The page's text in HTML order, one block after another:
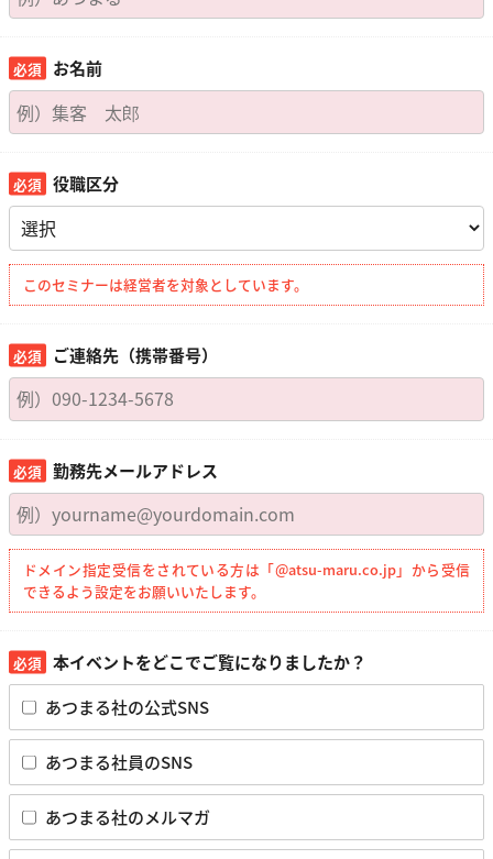
お名前
役職区分
このセミナーは経営者を対象としています。
ご連絡先（携帯番号）
勤務先メールアドレス
ドメイン指定受信をされている方は「@atsu-maru.co.jp」から受信
できるよう設定をお願いいたします。
本イベントをどこでご覧になりましたか？
あつまる社の公式SNS
あつまる社員のSNS
あつまる社のメルマガ